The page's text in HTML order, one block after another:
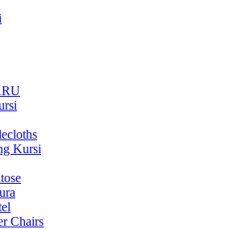
Kursi
Chairs